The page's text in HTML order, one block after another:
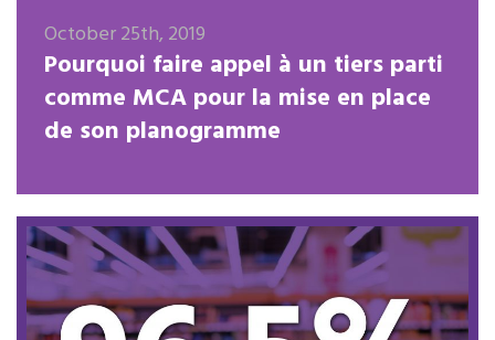
October 25th, 2019
Pourquoi faire appel à un tiers parti
comme MCA pour la mise en place
de son planogramme